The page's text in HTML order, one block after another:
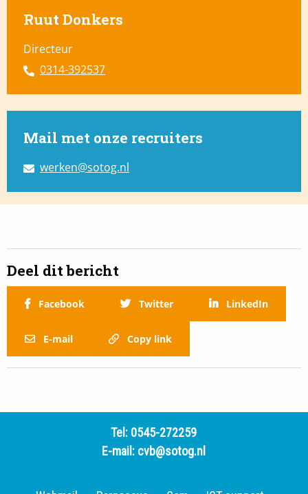
Ruut Donkers
Directeur
0314-392537
Mail met onze recruiters
werken@sotog.nl
Deel dit bericht
Facebook Twitter LinkedIn
E-mail Copy link
Tel: 0545-272259
E-mail: cvb@sotog.nl